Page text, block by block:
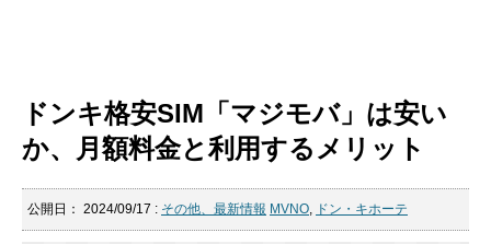
ドンキ格安SIM「マジモバ」は安い
か、月額料金と利用するメリット
公開日： 2024/09/17 : その他、最新情報 MVNO, ドン・キホーテ